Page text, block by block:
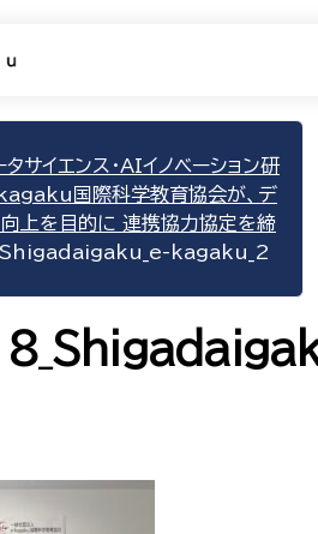
サイエンス・AIイノベーション研
国際科学教育協会が、デ
向上を目的に 連携協力協定を締
kagaku_2